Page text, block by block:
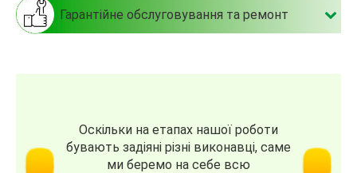
Гарантійне обслуговування та ремонт
Оскільки на етапах нашої роботи
бувають задіяні різні виконавці, саме
ми беремо на себе всю